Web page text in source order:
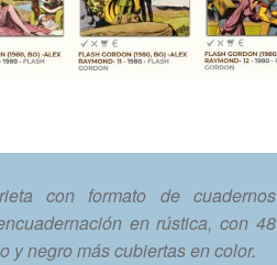
con formato de cuadernos
en rústica, con 48
y negro más cubiertas en color.